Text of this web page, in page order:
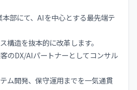
部にて、AIを中心とする最先端テ
構造を抜本的に改革します。
のDX/AIパートナーとしてコンサル
ム開発、保守運用までを一気通貫